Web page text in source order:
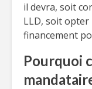
il devra, soit
LLD, soit
financement
Pourquoi